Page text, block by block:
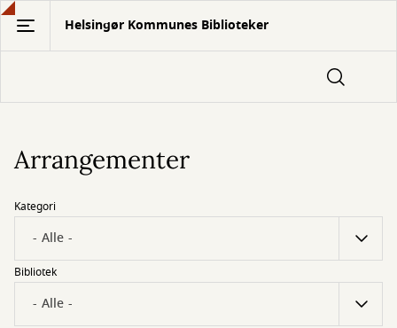
Gå
hovedindhold
Helsingør Kommunes Biblioteker
Arrangementer
Kategori
Bibliotek